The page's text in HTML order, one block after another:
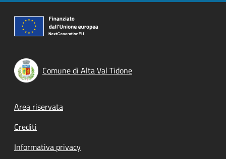
Comune di Alta Val Tidone
Footer menu
Area riservata
Crediti
Informativa privacy